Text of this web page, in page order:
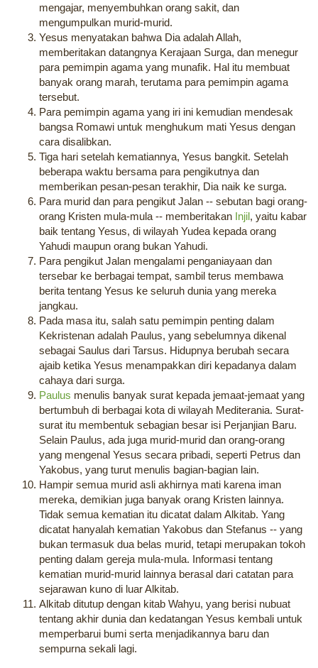
mengajar, menyembuhkan orang sakit, dan
mengumpulkan murid-murid.
Yesus menyatakan bahwa Dia adalah Allah,
memberitakan datangnya Kerajaan Surga, dan menegur
para pemimpin agama yang munafik. Hal itu membuat
banyak orang marah, terutama para pemimpin agama
tersebut.
Para pemimpin agama yang iri ini kemudian mendesak
bangsa Romawi untuk menghukum mati Yesus dengan
cara disalibkan.
Tiga hari setelah kematiannya, Yesus bangkit. Setelah
beberapa waktu bersama para pengikutnya dan
memberikan pesan-pesan terakhir, Dia naik ke surga.
Para murid dan para pengikut Jalan -- sebutan bagi orang-
orang Kristen mula-mula -- memberitakan Injil, yaitu kabar
baik tentang Yesus, di wilayah Yudea kepada orang
Yahudi maupun orang bukan Yahudi.
Para pengikut Jalan mengalami penganiayaan dan
tersebar ke berbagai tempat, sambil terus membawa
berita tentang Yesus ke seluruh dunia yang mereka
jangkau.
Pada masa itu, salah satu pemimpin penting dalam
Kekristenan adalah Paulus, yang sebelumnya dikenal
sebagai Saulus dari Tarsus. Hidupnya berubah secara
ajaib ketika Yesus menampakkan diri kepadanya dalam
cahaya dari surga.
Paulus menulis banyak surat kepada jemaat-jemaat yang
bertumbuh di berbagai kota di wilayah Mediterania. Surat-
surat itu membentuk sebagian besar isi Perjanjian Baru.
Selain Paulus, ada juga murid-murid dan orang-orang
yang mengenal Yesus secara pribadi, seperti Petrus dan
Yakobus, yang turut menulis bagian-bagian lain.
Hampir semua murid asli akhirnya mati karena iman
mereka, demikian juga banyak orang Kristen lainnya.
Tidak semua kematian itu dicatat dalam Alkitab. Yang
dicatat hanyalah kematian Yakobus dan Stefanus -- yang
bukan termasuk dua belas murid, tetapi merupakan tokoh
penting dalam gereja mula-mula. Informasi tentang
kematian murid-murid lainnya berasal dari catatan para
sejarawan kuno di luar Alkitab.
Alkitab ditutup dengan kitab Wahyu, yang berisi nubuat
tentang akhir dunia dan kedatangan Yesus kembali untuk
memperbarui bumi serta menjadikannya baru dan
sempurna sekali lagi.